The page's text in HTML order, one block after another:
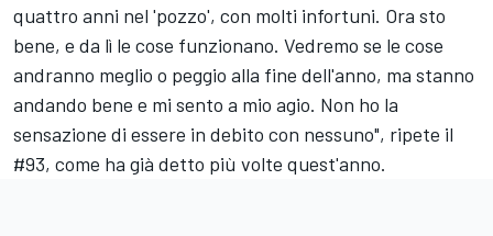
quattro anni nel 'pozzo', con molti infortuni. Ora sto
bene, e da lì le cose funzionano. Vedremo se le cose
andranno meglio o peggio alla fine dell'anno, ma stanno
andando bene e mi sento a mio agio. Non ho la
sensazione di essere in debito con nessuno", ripete il
#93, come ha già detto più volte quest'anno.